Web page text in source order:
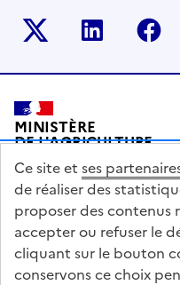
Le ministère
Le
Pied de page
MINISTÈRE
DE L'AGRICULTURE
DE L'AGRO-
ET DE LA
ALIMENTAIRE
Ce site et ses
de réaliser des
proposer des contenus
accepter ou refuser le
cliquant sur le bouton
conservons ce choix